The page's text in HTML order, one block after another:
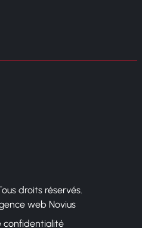
droits réservés.
web Novius
confidentialité